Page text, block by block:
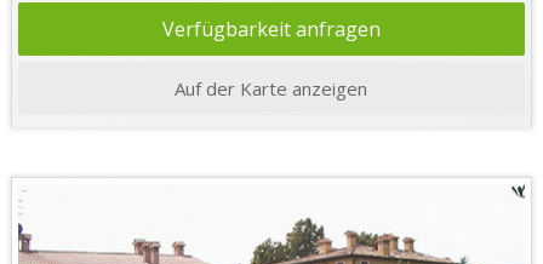
Verfügbarkeit anfragen
Auf der Karte anzeigen